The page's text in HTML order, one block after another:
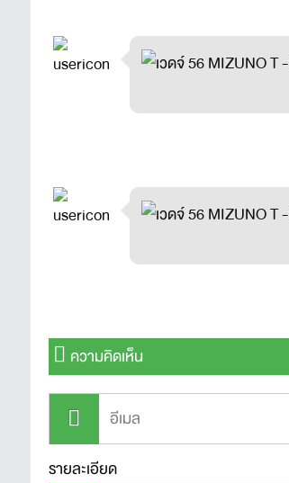
ความคิดเห็น
รายละเอียด